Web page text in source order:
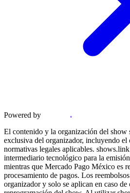
Powered by
El contenido y la organización del show
exclusiva del organizador, incluyendo el
normativas legales aplicables.
intermediario tecnológico para la
mientras que Mercado Pago México es
procesamiento de pagos. Los
organizador y solo se aplican en caso de